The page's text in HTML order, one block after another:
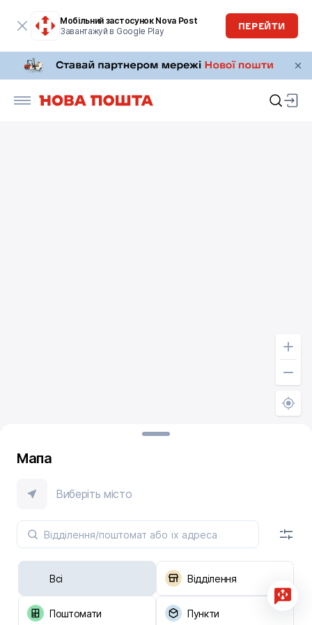
Мобільний застосунок Nova Post
Завантажуй в Google Play
ПЕРЕЙТИ
Мапа
Виберіть місто
Всі Відділення
Поштомати Пункти